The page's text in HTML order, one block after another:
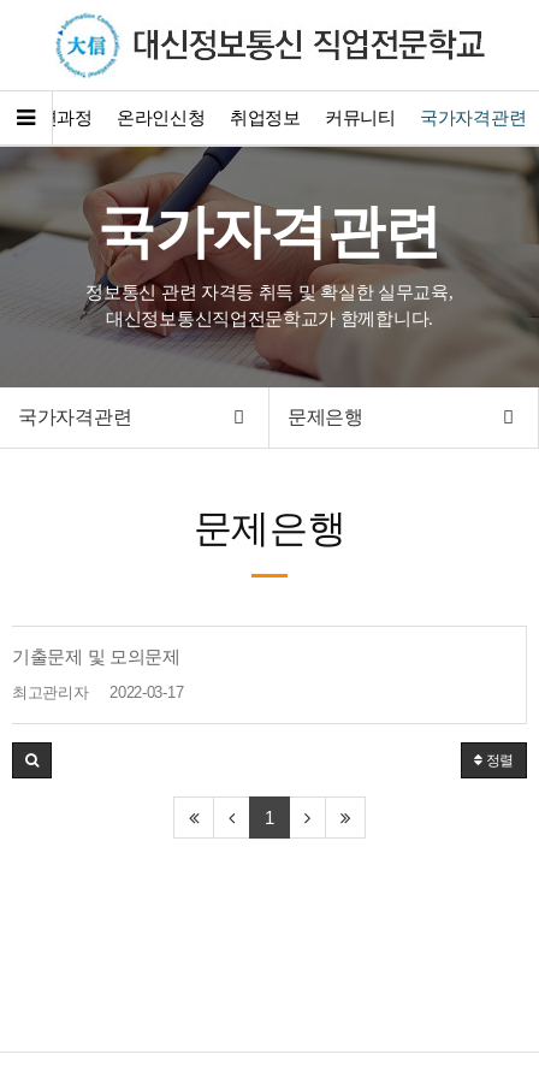
훈련과정 온라인신청 취업정보 커뮤니티 국가자격관련
국가자격관련
정보통신 관련 자격등 취득 및 확실한 실무교육,
대신정보통신직업전문학교가 함께합니다.
국가자격관련 문제은행
문제은행
기출문제 및 모의문제
최고관리자 2022-03-17
정렬
1